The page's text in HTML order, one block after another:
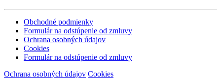
Obchodné podmienky
Formulár na odstúpenie od zmluvy
Ochrana osobných údajov
Cookies
Formulár na odstúpenie od zmluvy
Ochrana osobných údajov Cookies